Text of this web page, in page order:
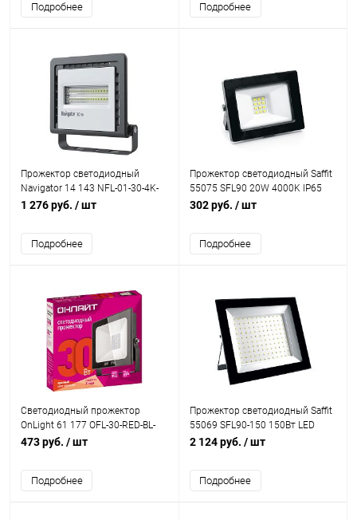
Подробнее Подробнее
Прожектор светодиодный
Navigator 14 143 NFL-01-30-4K-
LED 30W 4000K LED
1 276 руб. / шт
Подробнее
Прожектор светодиодный Saffit
55075 SFL90 20W 4000K IP65
черный
302 руб. / шт
Подробнее
Светодиодный прожектор
OnLight 61 177 OFL-30-RED-BL-
IP65-LED 30W красный свет
473 руб. / шт
Подробнее
Прожектор светодиодный Saffit
55069 SFL90-150 150Вт LED
6400K IP65 черный
2 124 руб. / шт
Подробнее